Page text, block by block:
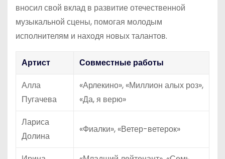
вносил свой вклад в развитие отечественной
музыкальной сцены, помогая молодым
исполнителям и находя новых талантов.
Артист
Совместные работы
Алла
Пугачева
«Арлекино», «Миллион алых роз»,
«Да, я верю»
Лариса
Долина
«Фиалки», «Ветер-ветерок»